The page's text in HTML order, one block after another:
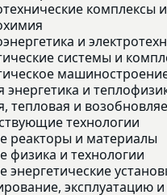
комплексы
и
системы и
энергетика и
тепловая и
технологии
реакторы и материалы
физика и технологии
энергетические
эксплуатацию